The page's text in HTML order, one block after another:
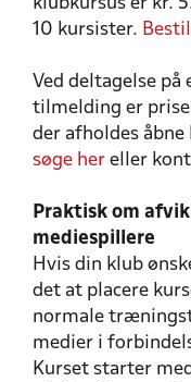
klubkursus er kr.
10 kursister.
Ved deltagelse
tilmelding er
der afholdes
søge her eller
Praktisk om
mediespillere
Hvis din klub
det at placere
normale
medier i
Kurset starter